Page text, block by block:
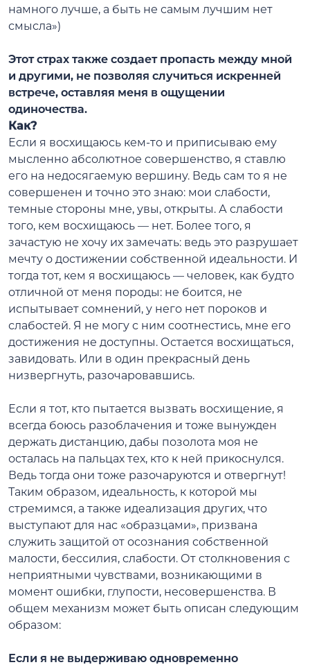
намного лучше, а быть не самым лучшим нет
смысла»)
Этот страх также создает пропасть между мной
и другими, не позволяя случиться искренней
встрече, оставляя меня в ощущении
одиночества.
Как?
Если я восхищаюсь кем-то и приписываю ему
мысленно абсолютное совершенство, я ставлю
его на недосягаемую вершину. Ведь сам то я не
совершенен и точно это знаю: мои слабости,
темные стороны мне, увы, открыты. А слабости
того, кем восхищаюсь — нет. Более того, я
зачастую не хочу их замечать: ведь это разрушает
мечту о достижении собственной идеальности. И
тогда тот, кем я восхищаюсь — человек, как будто
отличной от меня породы: не боится, не
испытывает сомнений, у него нет пороков и
слабостей. Я не могу с ним соотнестись, мне его
достижения не доступны. Остается восхищаться,
завидовать. Или в один прекрасный день
низвергнуть, разочаровавшись.
Если я тот, кто пытается вызвать восхищение, я
всегда боюсь разоблачения и тоже вынужден
держать дистанцию, дабы позолота моя не
осталась на пальцах тех, кто к ней прикоснулся.
Ведь тогда они тоже разочаруются и отвергнут!
Таким образом, идеальность, к которой мы
стремимся, а также идеализация других, что
выступают для нас «образцами», призвана
служить защитой от осознания собственной
малости, бессилия, слабости. От столкновения с
неприятными чувствами, возникающими в
момент ошибки, глупости, несовершенства. В
общем механизм может быть описан следующим
образом:
Если я не выдерживаю одновременно